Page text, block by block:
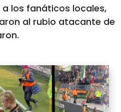
los fanáticos locales,
al rubio atacante de